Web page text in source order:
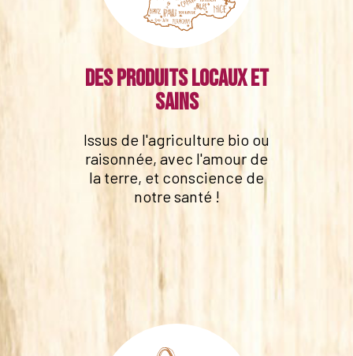
Des produits locaux et
sains
Issus de l'agriculture bio ou
raisonnée, avec l'amour de
la terre, et conscience de
notre santé !